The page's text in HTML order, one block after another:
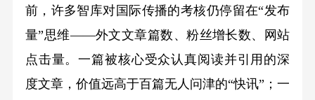
前，许多智库对国际传播的考核仍停留在“发布
量”思维——外文文章篇数、粉丝增长数、网站
点击量。一篇被核心受众认真阅读并引用的深
度文章，价值远高于百篇无人问津的“快讯”；一